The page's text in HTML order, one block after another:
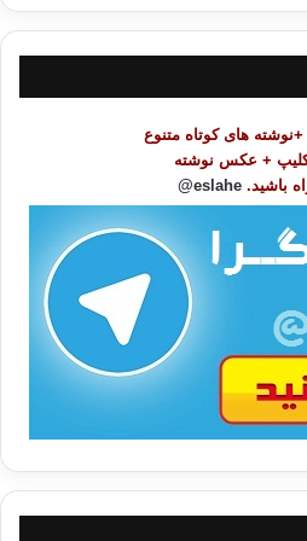
های کوتاه متنوع
+ عکس نوشته
باشید. eslahe@